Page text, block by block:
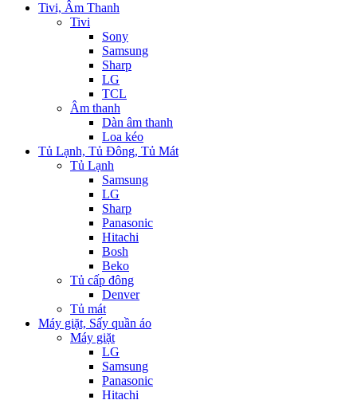
Tivi, Âm Thanh
Tivi
Sony
Samsung
Sharp
LG
TCL
Âm thanh
Dàn âm thanh
Loa kéo
Tủ Lạnh, Tủ Đông, Tủ Mát
Tủ Lạnh
Samsung
LG
Sharp
Panasonic
Hitachi
Bosh
Beko
Tủ cấp đông
Denver
Tủ mát
Máy giặt, Sấy quần áo
Máy giặt
LG
Samsung
Panasonic
Hitachi